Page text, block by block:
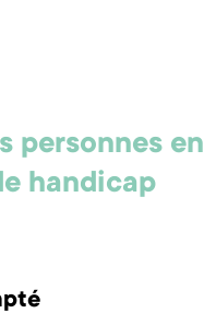
personnes en
handicap